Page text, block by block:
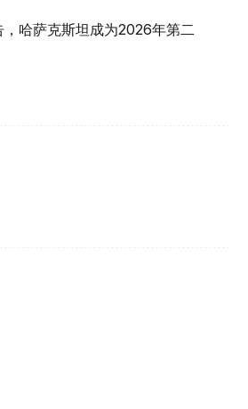
哈萨克斯坦成为2026年第二